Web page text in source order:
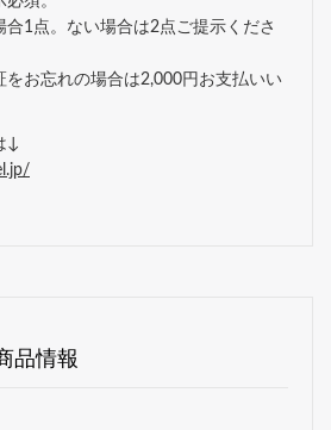
1点。ない場合は2点ご提示くださ
お忘れの場合は2,000円お支払いい
↓
品情報